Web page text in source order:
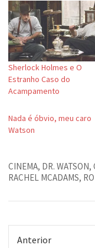
Sherlock Holmes e O
Estranho Caso do
Acampamento
Nada é óbvio, meu caro
Watson
CINEMA, DR. WATSON,
RACHEL MCADAMS,
Anterior